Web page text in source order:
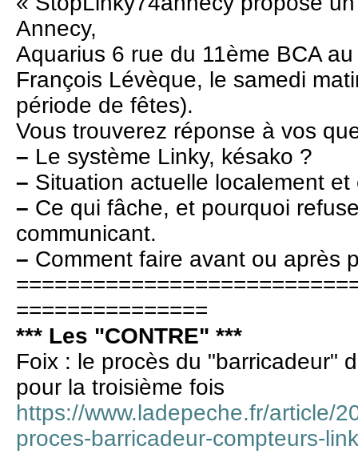
Annecy,
Aquarius 6 rue du 11ème BCA
François Lévèque, le samedi
période de fêtes).
Vous trouverez réponse à vos
– Le système Linky, késako ?
– Situation actuelle localement et
– Ce qui fâche, et pourquoi
communicant.
– Comment faire avant ou après
===============
*** Les "CONTRE" ***
Foix : le procès du "barricadeur"
pour la troisième fois
https://www.ladepeche.fr/article/
proces-barricadeur-compteurs-